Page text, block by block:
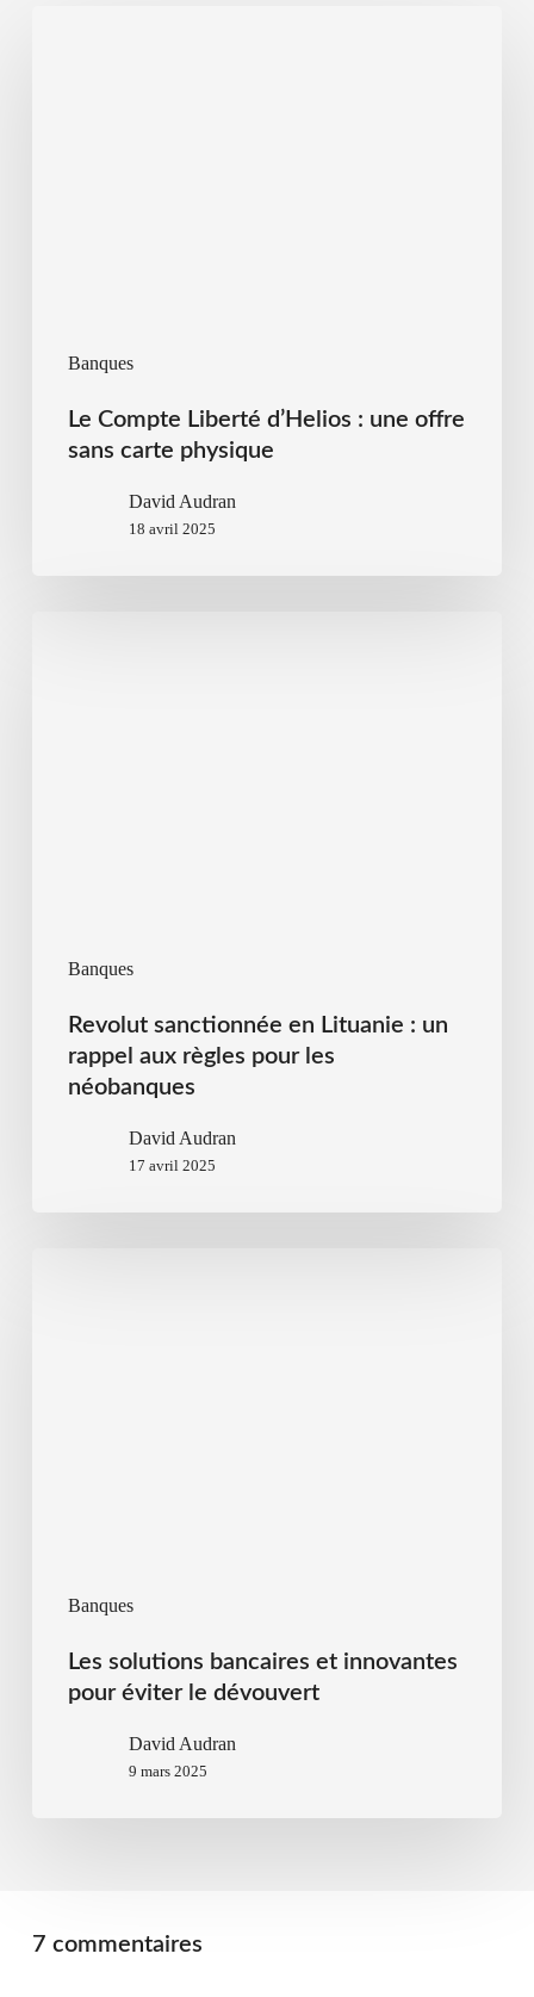
Banques
Le Compte Liberté d’Helios : une offre
sans carte physique
David Audran
18 avril 2025
Banques
Revolut sanctionnée en Lituanie : un
rappel aux règles pour les
néobanques
David Audran
17 avril 2025
Banques
Les solutions bancaires et innovantes
pour éviter le dévouvert
David Audran
9 mars 2025
7 commentaires